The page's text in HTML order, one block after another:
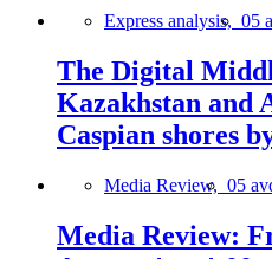
Express analysis, 05
The Digital
Kazakhstan and
Caspian shores
Media Review, 05
Media Review: